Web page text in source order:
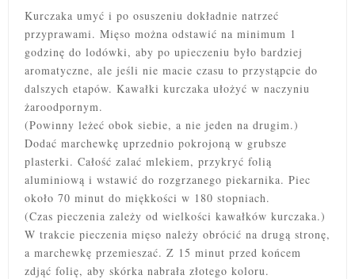
Kurczaka umyć i po osuszeniu dokładnie natrzeć
przyprawami. Mięso można odstawić na minimum 1
godzinę do lodówki, aby po upieczeniu było bardziej
aromatyczne, ale jeśli nie macie czasu to przystąpcie do
dalszych etapów. Kawałki kurczaka ułożyć w naczyniu
żaroodpornym.
(Powinny leżeć obok siebie, a nie jeden na drugim.)
Dodać marchewkę uprzednio pokrojoną w grubsze
plasterki. Całość zalać mlekiem, przykryć folią
aluminiową i wstawić do rozgrzanego piekarnika. Piec
około 70 minut do miękkości w 180 stopniach.
(Czas pieczenia zależy od wielkości kawałków kurczaka.)
W trakcie pieczenia mięso należy obrócić na drugą stronę,
a marchewkę przemieszać. Z 15 minut przed końcem
zdjąć folię, aby skórka nabrała złotego koloru.